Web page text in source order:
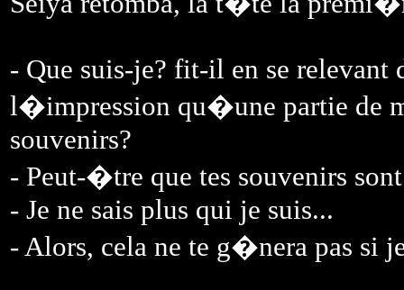
- Que suis-je? fit-il en se
l�impression qu�une partie de
souvenirs?
- Peut-�tre que tes souvenirs
- Je ne sais plus qui je suis...
- Alors, cela ne te g�nera pas si